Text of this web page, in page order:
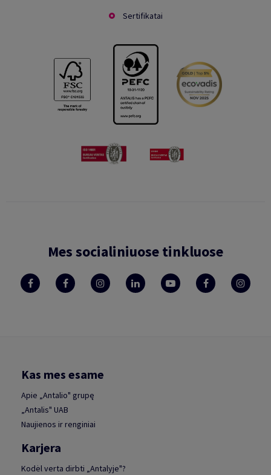
Sertifikatai
Mes socialiniuose tinkluose
Kas mes esame
Apie „Antalio" grupę
„Antalis" UAB
Naujienos ir renginiai
Karjera
Kodėl verta dirbti „Antalyje"?